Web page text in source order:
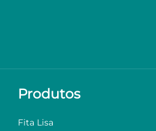
Produtos
Fita Lisa